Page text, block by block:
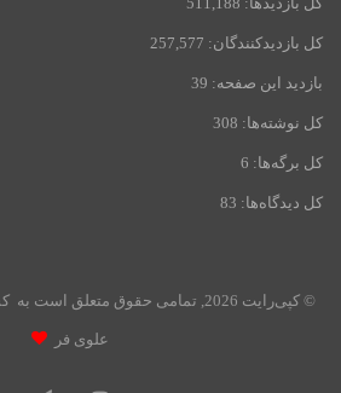
کل بازدیدکنند‌گان: 257,577
بازدید این صفحه: 39
کل نوشته‌ها: 308
کل برگه‌ها: 6
کل دیدگاه‌ها: 83
© کپی‌رایت 2026, تمامی حقوق متعلق
علوی فر